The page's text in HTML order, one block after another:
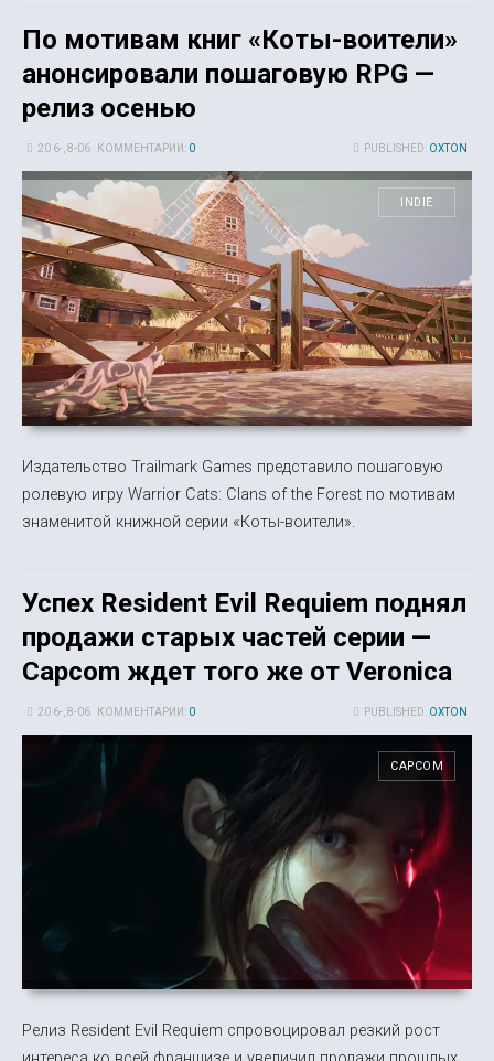
По мотивам книг «Коты-воители»
анонсировали пошаговую RPG —
релиз осенью
PUBLISHED: OXTON
20 6-, 8-06 КОММЕНТАРИИ: 0
INDIE
Издательство Trailmark Games представило пошаговую
ролевую игру Warrior Cats: Clans of the Forest по мотивам
знаменитой книжной серии «Коты-воители».
Успех Resident Evil Requiem поднял
продажи старых частей серии —
Capcom ждет того же от Veronica
PUBLISHED: OXTON
20 6-, 8-06 КОММЕНТАРИИ: 0
CAPCOM
Релиз Resident Evil Requiem спровоцировал резкий рост